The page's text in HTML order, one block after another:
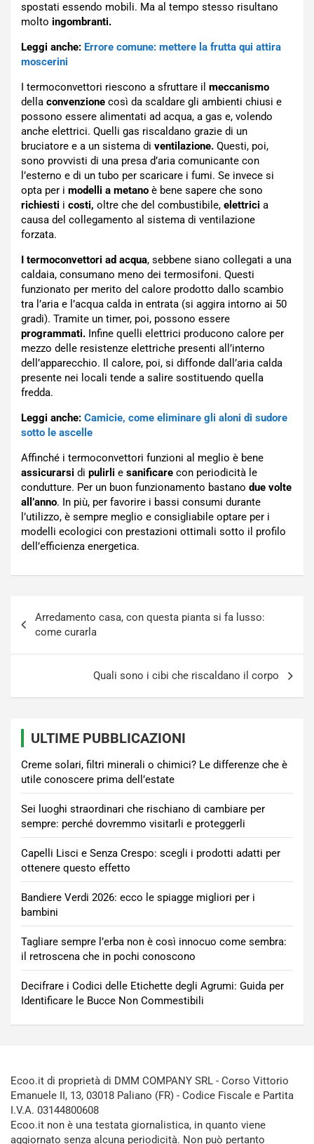
spostati essendo mobili. Ma al tempo stesso risultano
molto ingombranti.
Leggi anche: Errore comune: mettere la frutta qui attira
moscerini
I termoconvettori riescono a sfruttare il meccanismo
della convenzione così da scaldare gli ambienti chiusi e
possono essere alimentati ad acqua, a gas e, volendo
anche elettrici. Quelli gas riscaldano grazie di un
bruciatore e a un sistema di ventilazione. Questi, poi,
sono provvisti di una presa d’aria comunicante con
l’esterno e di un tubo per scaricare i fumi. Se invece si
opta per i modelli a metano è bene sapere che sono
richiesti i costi, oltre che del combustibile, elettrici a
causa del collegamento al sistema di ventilazione
forzata.
I termoconvettori ad acqua, sebbene siano collegati a una
caldaia, consumano meno dei termosifoni. Questi
funzionato per merito del calore prodotto dallo scambio
tra l’aria e l’acqua calda in entrata (si aggira intorno ai 50
gradi). Tramite un timer, poi, possono essere
programmati. Infine quelli elettrici producono calore per
mezzo delle resistenze elettriche presenti all’interno
dell’apparecchio. Il calore, poi, si diffonde dall’aria calda
presente nei locali tende a salire sostituendo quella
fredda.
Leggi anche: Camicie, come eliminare gli aloni di sudore
sotto le ascelle
Affinché i termoconvettori funzioni al meglio è bene
assicurarsi di pulirli e sanificare con periodicità le
condutture. Per un buon funzionamento bastano due volte
all’anno. In più, per favorire i bassi consumi durante
l’utilizzo, è sempre meglio e consigliabile optare per i
modelli ecologici con prestazioni ottimali sotto il profilo
dell’efficienza energetica.
articoli
Arredamento casa, con questa pianta si fa lusso:
come curarla
Quali sono i cibi che riscaldano il corpo
ULTIME PUBBLICAZIONI
Creme solari, filtri minerali o chimici? Le differenze che è
utile conoscere prima dell’estate
Sei luoghi straordinari che rischiano di cambiare per
sempre: perché dovremmo visitarli e proteggerli
Capelli Lisci e Senza Crespo: scegli i prodotti adatti per
ottenere questo effetto
Bandiere Verdi 2026: ecco le spiagge migliori per i
bambini
Tagliare sempre l’erba non è così innocuo come sembra:
il retroscena che in pochi conoscono
Decifrare i Codici delle Etichette degli Agrumi: Guida per
Identificare le Bucce Non Commestibili
Ecoo.it di proprietà di DMM COMPANY SRL - Corso Vittorio
Emanuele II, 13, 03018 Paliano (FR) - Codice Fiscale e Partita
I.V.A. 03144800608
Ecoo.it non è una testata giornalistica, in quanto viene
aggiornato senza alcuna periodicità. Non può pertanto